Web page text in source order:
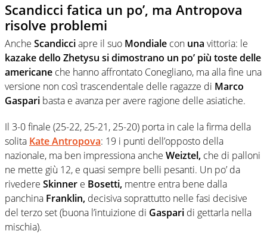
Scandicci fatica un po’, ma Antropova
risolve problemi
Anche Scandicciapre il suo Mondiale con una vittoria: le
kazake dello Zhetysu si dimostrano un po’ più toste delle
americane che hanno affrontato Conegliano, ma alla fine una
versione non così trascendentale delle ragazze di Marco
Gaspari basta e avanza per avere ragione delle asiatiche.
Il 3-0 finale (25-22, 25-21, 25-20) porta in cale la firma della
solita Kate Antropova: 19 i punti dell’opposto della
nazionale, ma ben impressiona anche Weiztel, che di palloni
ne mette giù 12, e quasi sempre belli pesanti. Un po’ da
rivedere Skinner e Bosetti, mentre entra bene dalla
panchina Franklin, decisiva soprattutto nelle fasi decisive
del terzo set (buona l’intuizione di Gaspari di gettarla nella
mischia).